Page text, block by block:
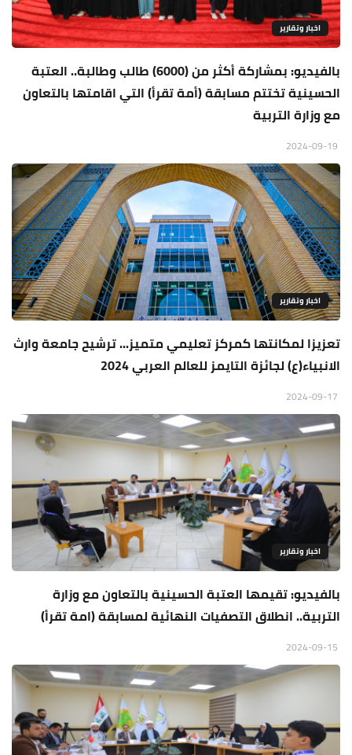
اخبار وتقارير
بالفيديو: بمشاركة أكثر من (6000) طالب وطالبة.. العتبة
الحسينية تختتم مسابقة (أمة تقرأ) التي اقامتها بالتعاون
مع وزارة التربية
اخبار وتقارير
تعزيزا لمكانتها كمركز تعليمي متميز... ترشيح جامعة وارث
الانبياء(ع) لجائزة التايمز للعالم العربي 2024
اخبار وتقارير
بالفيديو: تقيمها العتبة الحسينية بالتعاون مع وزارة
التربية.. انطلاق التصفيات النهائية لمسابقة (امة تقرأ)